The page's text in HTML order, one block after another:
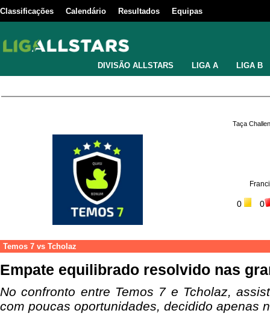
Classificações Calendário Resultados Equipas
DIVISÃO ALLSTARS LIGA A LIGA B
Taça
0 0
Temos 7 vs Tcholaz
Empate equilibrado resolvido nas
No confronto entre Temos 7 e Tcholaz,
com poucas oportunidades, decidido apenas